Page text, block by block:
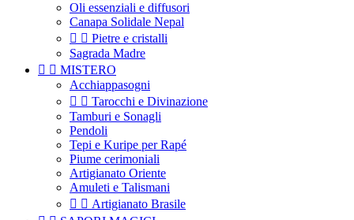
Oli essenziali e diffusori
Canapa Solidale Nepal
  Pietre e cristalli
Sagrada Madre
  MISTERO
Acchiappasogni
  Tarocchi e Divinazione
Tamburi e Sonagli
Pendoli
Tepi e Kuripe per Rapé
Piume cerimoniali
Artigianato Oriente
Amuleti e Talismani
  Artigianato Brasile